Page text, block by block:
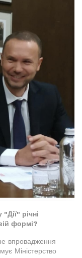
річні
формі?
впровадження
Міністерство